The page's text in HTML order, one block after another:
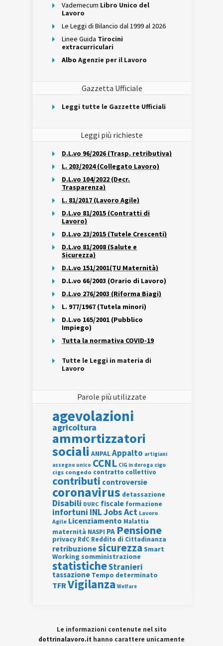
Vademecum Libro Unico del
Lavoro
Le Leggi di Bilancio dal 1999 al 2026
Linee Guida Tirocini
extracurriculari
Albo Agenzie per il Lavoro
Gazzetta Ufficiale
Leggi tutte le Gazzette Ufficiali
Leggi più richieste
D.L.vo 96/2026 (Trasp. retributiva)
L. 203/2024 (Collegato Lavoro)
D.L.vo 104/2022 (Decr.
Trasparenza)
L. 81/2017 (Lavoro Agile)
D.L.vo 81/2015 (Contratti di
Lavoro)
D.L.vo 23/2015 (Tutele Crescenti)
D.L.vo 81/2008 (Salute e
Sicurezza)
D.L.vo 151/2001(TU Maternità)
D.L.vo 66/2003 (Orario di Lavoro)
D.L.vo 276/2003 (Riforma Biagi)
L. 977/1967 (Tutela minori)
D.L.vo 165/2001 (Pubblico
Impiego)
Tutta la normativa COVID-19
Tutte le Leggi in materia di
Lavoro
Parole più utilizzate
agevolazioni
agricoltura
ammortizzatori
sociali ANPALAppalto artigiani
assegno unico CCNL CIG in deroga cigo
cigs congedo contratto collettivo
contributi controversie
coronavirus detassazione
Disabili DURC fiscale formazione
infortuni INLJobs Act Lavoro
Agile Licenziamento Malattia
maternità NASPI PA Pensione
privacy RdC Reddito di Cittadinanza
retribuzionesicurezza Smart
Working somministrazione
statisticheStranieri
tassazione Tempo determinato
TFRVigilanza Welfare
Le informazioni contenute nel sito
dottrinalavoro.it hanno carattere unicamente